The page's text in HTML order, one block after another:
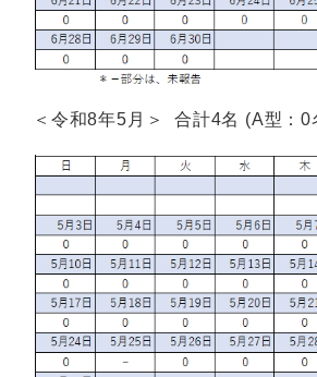
＜令和8年5月＞ 合計4名 (A型：0